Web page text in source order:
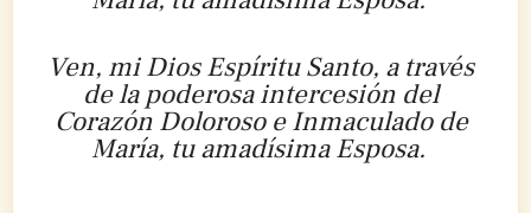
Ven, mi Dios Espíritu Santo, a través
de la poderosa intercesión del
Corazón Doloroso e Inmaculado de
María, tu amadísima Esposa.